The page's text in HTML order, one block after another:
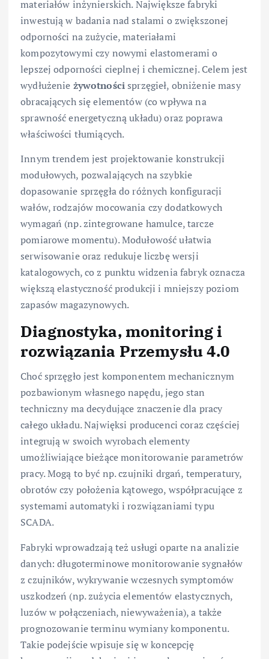
materiałów inżynierskich. Największe fabryki
inwestują w badania nad stalami o zwiększonej
odporności na zużycie, materiałami
kompozytowymi czy nowymi elastomerami o
lepszej odporności cieplnej i chemicznej. Celem jest
wydłużenie żywotnościsprzęgieł, obniżenie masy
obracających się elementów (co wpływa na
sprawność energetyczną układu) oraz poprawa
właściwości tłumiących.
Innym trendem jest projektowanie konstrukcji
modułowych, pozwalających na szybkie
dopasowanie sprzęgła do różnych konfiguracji
wałów, rodzajów mocowania czy dodatkowych
wymagań (np. zintegrowane hamulce, tarcze
pomiarowe momentu). Modułowość ułatwia
serwisowanie oraz redukuje liczbę wersji
katalogowych, co z punktu widzenia fabryk oznacza
większą elastyczność produkcji i mniejszy poziom
zapasów magazynowych.
Diagnostyka, monitoring i
rozwiązania Przemysłu 4.0
Choć sprzęgło jest komponentem mechanicznym
pozbawionym własnego napędu, jego stan
techniczny ma decydujące znaczenie dla pracy
całego układu. Najwięksi producenci coraz częściej
integrują w swoich wyrobach elementy
umożliwiające bieżące monitorowanie parametrów
pracy. Mogą to być np. czujniki drgań, temperatury,
obrotów czy położenia kątowego, współpracujące z
systemami automatyki i rozwiązaniami typu
SCADA.
Fabryki wprowadzają też usługi oparte na analizie
danych: długoterminowe monitorowanie sygnałów
z czujników, wykrywanie wczesnych symptomów
uszkodzeń (np. zużycia elementów elastycznych,
luzów w połączeniach, niewyważenia), a także
prognozowanie terminu wymiany komponentu.
Takie podejście wpisuje się w koncepcję